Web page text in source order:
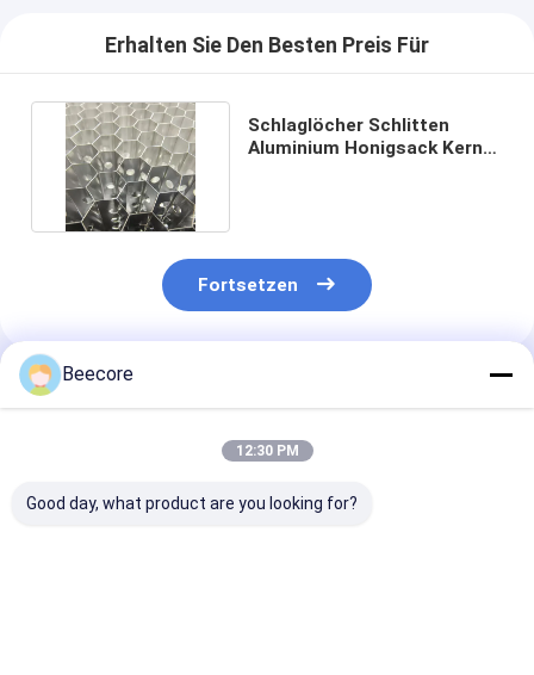
Erhalten Sie Den Besten Preis Für
Schlaglöcher Schlitten
Aluminium Honigsack Kern
Fortsetzen
Empfohlene Produkte
Beecore
12:30 PM
Good day, what product are you looking for?